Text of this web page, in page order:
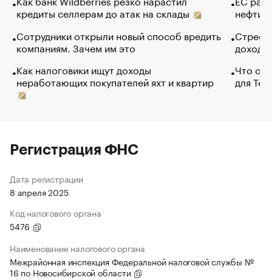
кредиты селлерам до атак на склады
Сотрудники открыли новый способ вредить
компаниям. Зачем им это
Как налоговики ищут доходы
неработающих покупателей яхт и квартир
нефти
Что
для
Регистрация ФНС
Дата регистрации
8 апреля 2025
Код налогового органа
5476
Наименование налогового органа
Межрайонная инспекция Федеральной налоговой службы №
16 по Новосибирской области